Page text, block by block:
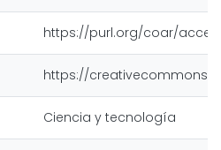
https://purl.org/coar/
https://
Ciencia y tecnología